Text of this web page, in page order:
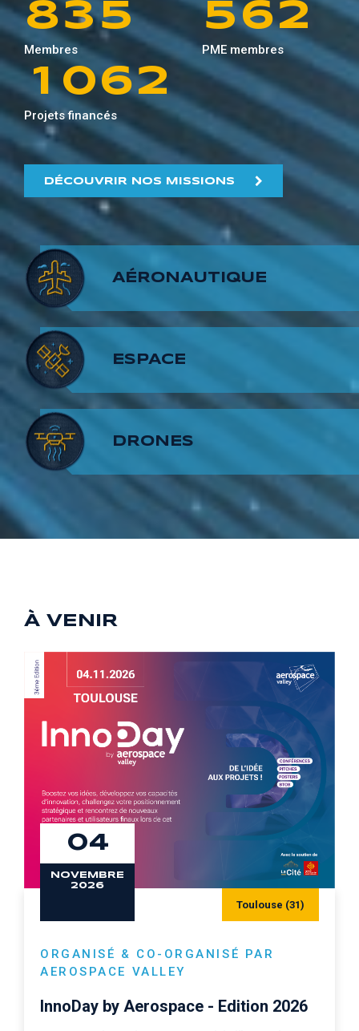
8
9
3
4
5
6
7
8
9
5
6
7
8
9
Membres
5
6
7
8
9
6
7
8
9
2
3
4
5
6
7
8
PME membres
0
1
2
3
4
5
6
7
8
9
9
0
1
2
3
4
5
6
7
8
5
6
7
8
9
1
2
3
4
5
6
7
8
9
Projets financés
DÉCOUVRIR NOS MISSIONS
AÉRONAUTIQUE
ESPACE
DRONES
À VENIR
04
NOVEMBRE
2026
Toulouse (31)
ORGANISÉ & CO-ORGANISÉ PAR
AEROSPACE VALLEY
InnoDay by Aerospace - Edition 2026